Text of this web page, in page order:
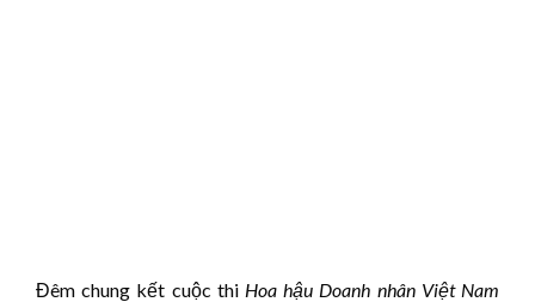
Đêm chung kết cuộc thi Hoa hậu Doanh nhân Việt Nam